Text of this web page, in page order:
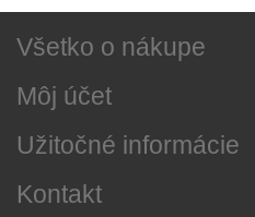
Všetko o nákupe
Môj účet
Užitočné informácie
Kontakt